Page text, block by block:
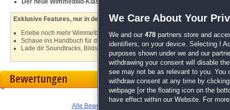
Der neue Wimmelbild-Klassiker der
Exklusive Features, nur in der Sammleredition:
Erlebe noch mehr Wimmelbild-Spaß im exklusiven Bonuskapitel
Schaue ins Handbuch für die Schritt-für-Schritt-Lösung
Lade dir Soundtracks, Bildschirmschoner und tolle Konzeptkunst herunter
Bewertungen
Alle Bewertungen anzeigen
We Care About Your
We and our 478 partners store and
identifiers, on your device. Selecting I
purposes shown under we and our
withdrawing your consent will disable
see may not be as relevant to you. You
withdraw consent at any time by
webpage [or the floating icon on the
have effect within our Website. For